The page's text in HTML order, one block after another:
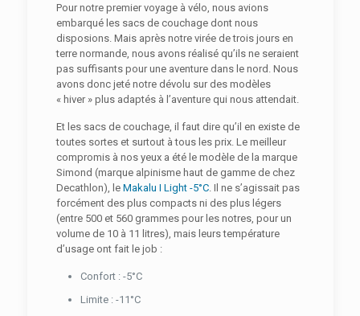
Pour notre premier voyage à vélo, nous avions
embarqué les sacs de couchage dont nous
disposions. Mais après notre virée de trois jours en
terre normande, nous avons réalisé qu’ils ne seraient
pas suffisants pour une aventure dans le nord. Nous
avons donc jeté notre dévolu sur des modèles
« hiver » plus adaptés à l’aventure qui nous attendait.
Et les sacs de couchage, il faut dire qu’il en existe de
toutes sortes et surtout à tous les prix. Le meilleur
compromis à nos yeux a été le modèle de la marque
Simond (marque alpinisme haut de gamme de chez
Decathlon), le Makalu I Light -5°C. Il ne s’agissait pas
forcément des plus compacts ni des plus légers
(entre 500 et 560 grammes pour les notres, pour un
volume de 10 à 11 litres), mais leurs température
d’usage ont fait le job :
Confort : -5°C
Limite : -11°C